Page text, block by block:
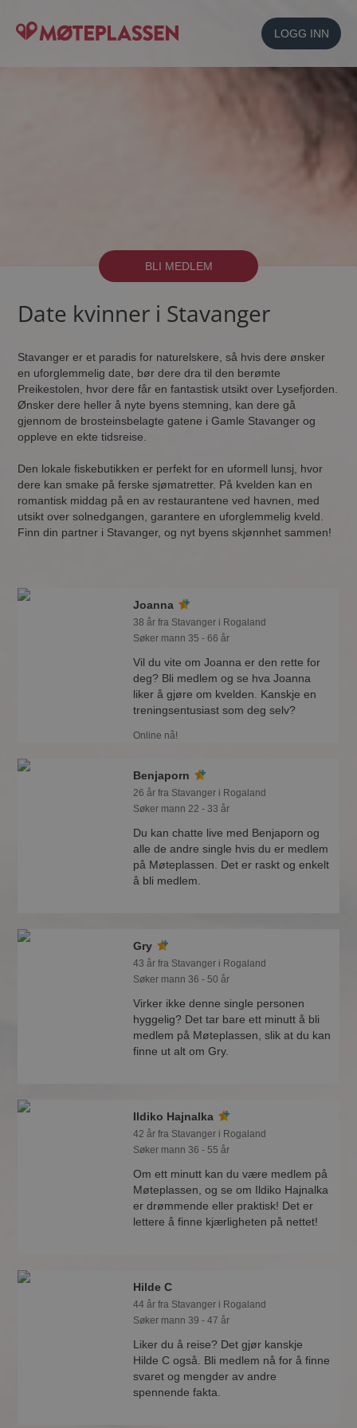
LOGG INN
BLI MEDLEM
Date kvinner i Stavanger
Stavanger er et paradis for naturelskere, så hvis dere ønsker
en uforglemmelig date, bør dere dra til den berømte
Preikestolen, hvor dere får en fantastisk utsikt over Lysefjorden.
Ønsker dere heller å nyte byens stemning, kan dere gå
gjennom de brosteinsbelagte gatene i Gamle Stavanger og
oppleve en ekte tidsreise.
Den lokale fiskebutikken er perfekt for en uformell lunsj, hvor
dere kan smake på ferske sjømatretter. På kvelden kan en
romantisk middag på en av restaurantene ved havnen, med
utsikt over solnedgangen, garantere en uforglemmelig kveld.
Finn din partner i Stavanger, og nyt byens skjønnhet sammen!
Joanna
38 år fra Stavanger i Rogaland
Søker mann 35 - 66 år
Vil du vite om Joanna er den rette for
deg? Bli medlem og se hva Joanna
liker å gjøre om kvelden. Kanskje en
treningsentusiast som deg selv?
Online nå!
Benjaporn
26 år fra Stavanger i Rogaland
Søker mann 22 - 33 år
Du kan chatte live med Benjaporn og
alle de andre single hvis du er medlem
på Møteplassen. Det er raskt og enkelt
å bli medlem.
Gry
43 år fra Stavanger i Rogaland
Søker mann 36 - 50 år
Virker ikke denne single personen
hyggelig? Det tar bare ett minutt å bli
medlem på Møteplassen, slik at du kan
finne ut alt om Gry.
Ildiko Hajnalka
42 år fra Stavanger i Rogaland
Søker mann 36 - 55 år
Om ett minutt kan du være medlem på
Møteplassen, og se om Ildiko Hajnalka
er drømmende eller praktisk! Det er
lettere å finne kjærligheten på nettet!
Hilde C
44 år fra Stavanger i Rogaland
Søker mann 39 - 47 år
Liker du å reise? Det gjør kanskje
Hilde C også. Bli medlem nå for å finne
svaret og mengder av andre
spennende fakta.